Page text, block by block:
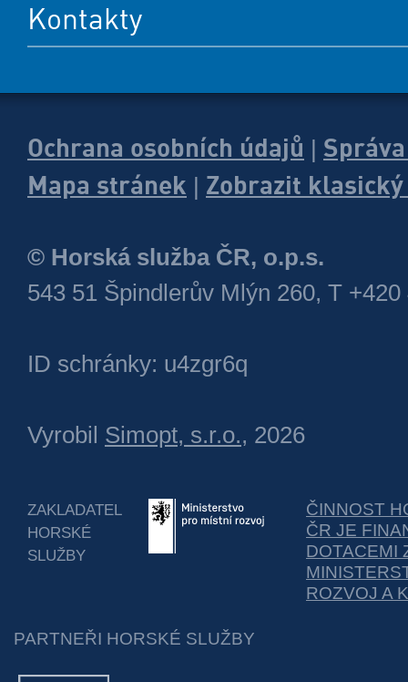
Kontakty
Ochrana osobních údajů
Mapa stránek
Zobrazit
© Horská služba ČR, o.p.s.
543 51 Špindlerův Mlýn 260, T +420
ID schránky: u4zgr6q
Vyrobil Simopt, s.r.o., 2026
ZAKLADATEL
HORSKÉ
SLUŽBY
ČINNOST
ČR JE
DOTACEMI
ROZVOJ A
PARTNEŘI HORSKÉ SLUŽBY